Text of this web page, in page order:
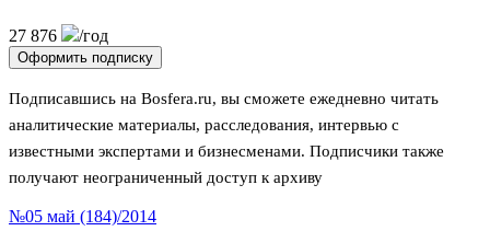
27 876 /год
Оформить подписку
Подписавшись на Bosfera.ru, вы сможете ежедневно читать
аналитические материалы, расследования, интервью с
известными экспертами и бизнесменами. Подписчики также
получают неограниченный доступ к архиву
№05 май (184)/2014